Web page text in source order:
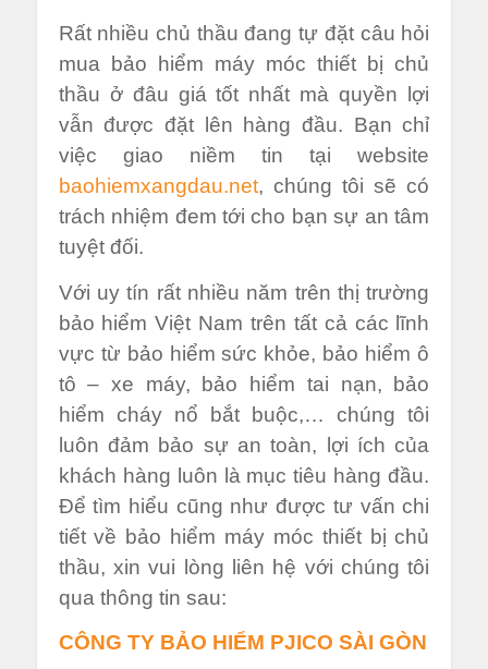
Rất nhiều chủ thầu đang tự đặt câu hỏi
mua bảo hiểm máy móc thiết bị chủ
thầu ở đâu giá tốt nhất mà quyền lợi
vẫn được đặt lên hàng đầu. Bạn chỉ
việc giao niềm tin tại website
baohiemxangdau.net, chúng tôi sẽ có
trách nhiệm đem tới cho bạn sự an tâm
tuyệt đối.
Với uy tín rất nhiều năm trên thị trường
bảo hiểm Việt Nam trên tất cả các lĩnh
vực từ bảo hiểm sức khỏe, bảo hiểm ô
tô – xe máy, bảo hiểm tai nạn, bảo
hiểm cháy nổ bắt buộc,… chúng tôi
luôn đảm bảo sự an toàn, lợi ích của
khách hàng luôn là mục tiêu hàng đầu.
Để tìm hiểu cũng như được tư vấn chi
tiết về bảo hiểm máy móc thiết bị chủ
thầu, xin vui lòng liên hệ với chúng tôi
qua thông tin sau:
CÔNG TY BẢO HIỂM PJICO SÀI GÒN